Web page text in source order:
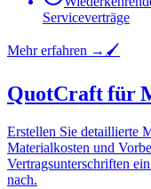
Serviceverträge
Mehr erfahren → 🖌️
QuotCraft für
Erstellen Sie detaillierte
Materialkosten und
Vertragsunterschriften
nach.